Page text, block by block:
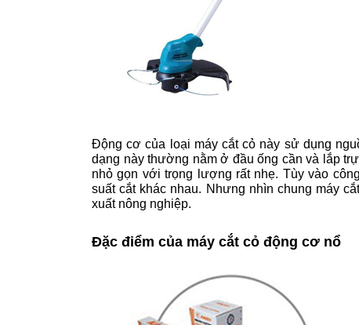
Động cơ của loại máy cắt cỏ này sử dụng
dạng này thường nằm ở đầu ống cần và lắp
nhỏ gọn với trọng lượng rất nhẹ. Tùy vào
suất cắt khác nhau. Nhưng nhìn chung máy
xuất nông nghiệp.
Đặc điểm của máy cắt cỏ động cơ nổ